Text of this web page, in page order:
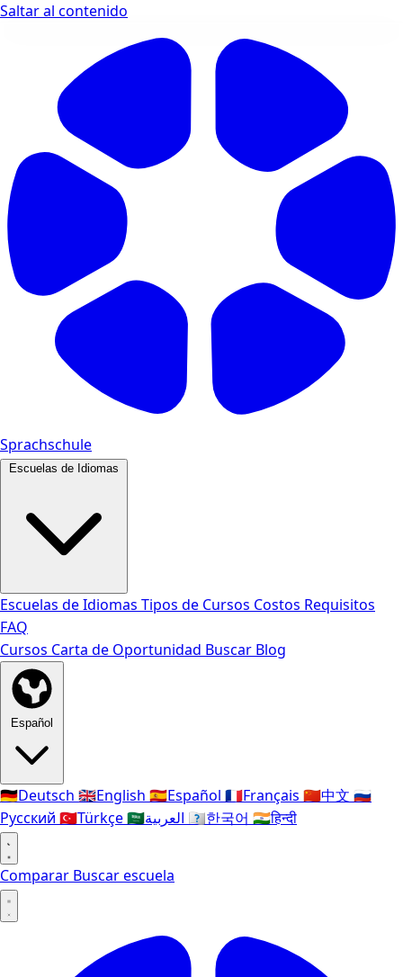
Saltar al contenido
Sprachschule
Escuelas de Idiomas
Escuelas de Idiomas Tipos de Cursos Costos Requisitos
FAQ
Cursos Carta de Oportunidad Buscar Blog
Español
🇩🇪Deutsch 🇬🇧English 🇪🇸Español 🇫🇷Français 🇨🇳中文 🇷🇺
Русский 🇹🇷Türkçe🇸🇦 🇰🇷한국어 🇮🇳हिन्दी
Comparar Buscar escuela